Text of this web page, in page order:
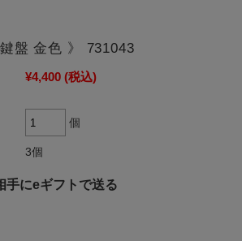
盤 金色 》 731043
¥4,400 (税込)
個
3個
手にeギフトで送る